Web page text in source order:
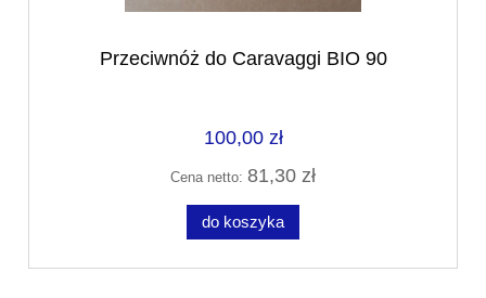
Przeciwnóż do Caravaggi BIO 90
100,00 zł
Cena netto: 81,30 zł
do koszyka